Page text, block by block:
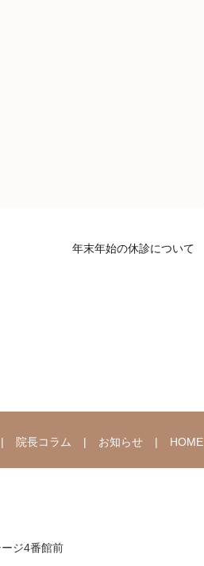
年末年始の休診について
院長コラム お知らせ HOME
ジ4番館前